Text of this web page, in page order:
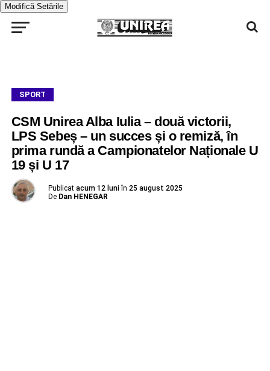
Modifică Setările
SPORT
CSM Unirea Alba Iulia – două victorii,
LPS Sebeș – un succes și o remiză, în
prima rundă a Campionatelor Naționale U
19 și U 17
Publicat acum 12 luni în 25 august 2025
De Dan HENEGAR